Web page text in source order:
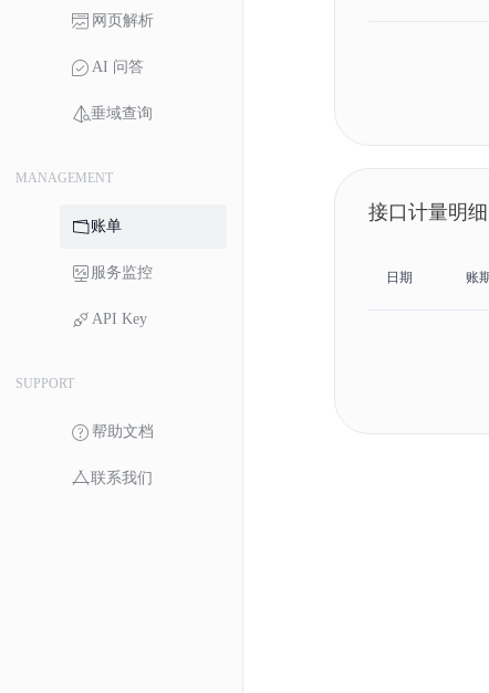
网页解析
AI 问答
垂域查询
MANAGEMENT
账单
服务监控
API Key
SUPPORT
帮助文档
联系我们
接口计量明细
日期 账